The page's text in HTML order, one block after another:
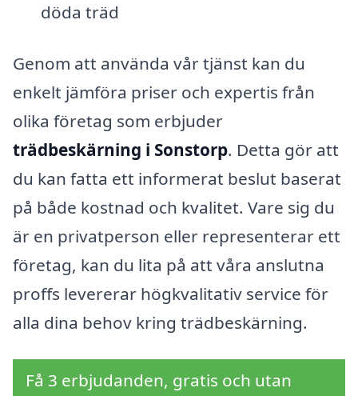
döda träd
Genom att använda vår tjänst kan du
enkelt jämföra priser och expertis från
olika företag som erbjuder
trädbeskärning i Sonstorp. Detta gör att
du kan fatta ett informerat beslut baserat
på både kostnad och kvalitet. Vare sig du
är en privatperson eller representerar ett
företag, kan du lita på att våra anslutna
proffs levererar högkvalitativ service för
alla dina behov kring trädbeskärning.
Få 3 erbjudanden, gratis och utan